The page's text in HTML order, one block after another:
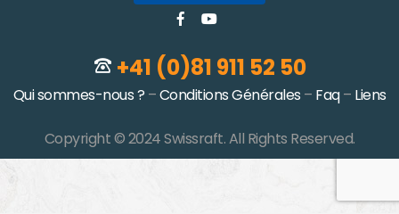
+41 (0)81 911 52 50
Qui sommes-nous ? –Conditions Générales – Faq– Liens
Copyright © 2024 Swissraft. All Rights Reserved.